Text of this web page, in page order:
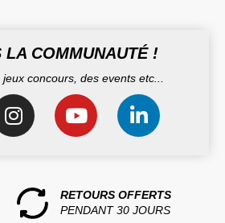
LA COMMUNAUTÉ !
concours, des events etc...
RETOURS OFFERTS
PENDANT 30 JOURS